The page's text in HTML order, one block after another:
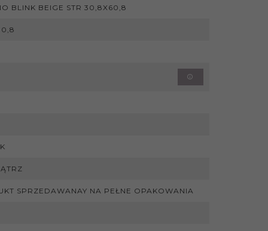
BLINK BEIGE STR 30,8X60,8
SPRZEDAWANAY NA PEŁNE OPAKOWANIA